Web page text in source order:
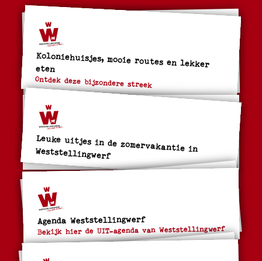
Koloniehuisjes, mooie routes en lekker
eten
Ontdek deze bijzondere streek
Leuke uitjes in de zomervakantie in
Weststellingwerf
Agenda Weststellingwerf
Bekijk hier de UIT-agenda van Weststellingwerf